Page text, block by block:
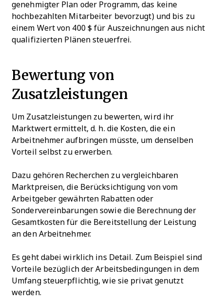
genehmigter Plan oder Programm, das keine
hochbezahlten Mitarbeiter bevorzugt) und bis zu
einem Wert von 400 $ für Auszeichnungen aus nicht
qualifizierten Plänen steuerfrei.
Bewertung von
Zusatzleistungen
Um Zusatzleistungen zu bewerten, wird ihr
Marktwert ermittelt, d. h. die Kosten, die ein
Arbeitnehmer aufbringen müsste, um denselben
Vorteil selbst zu erwerben.
Dazu gehören Recherchen zu vergleichbaren
Marktpreisen, die Berücksichtigung von vom
Arbeitgeber gewährten Rabatten oder
Sondervereinbarungen sowie die Berechnung der
Gesamtkosten für die Bereitstellung der Leistung
an den Arbeitnehmer.
Es geht dabei wirklich ins Detail. Zum Beispiel sind
Vorteile bezüglich der Arbeitsbedingungen in dem
Umfang steuerpflichtig, wie sie privat genutzt
werden.